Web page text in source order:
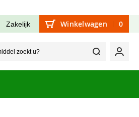
Zakelijk Winkelwagen 0
Welk
Mijn